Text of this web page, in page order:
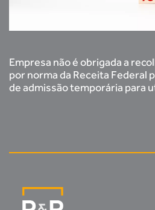
Empresa não é obrigada a
por norma da Receita Federal
de admissão temporária para